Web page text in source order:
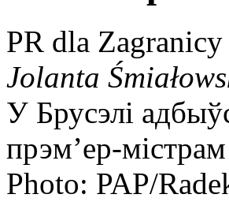
PR dla Zagranicy
Jolanta
У Брусэлі
прэмʼер-містрам
Photo: PAP/